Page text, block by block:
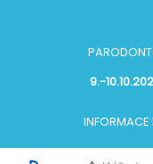
9.-
INFORMACE